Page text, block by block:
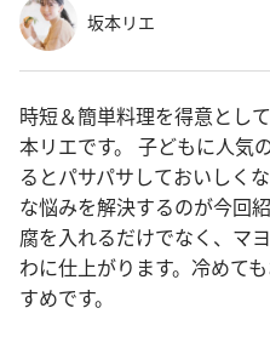
坂本リエ
時短＆簡単料理を得意とし
本リエです。 子どもに人気
るとパサパサしておいしく
な悩みを解決するのが今回
腐を入れるだけでなく、マ
わに仕上がります。冷めて
すめです。